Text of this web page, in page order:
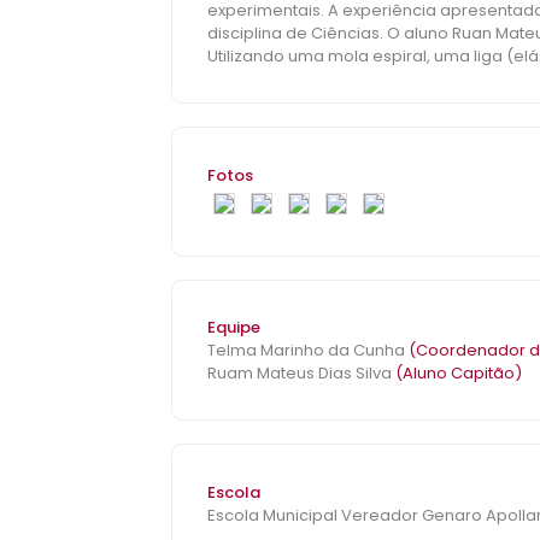
experimentais. A experiência
disciplina de Ciências. O aluno Ruan
Utilizando uma mola espiral, uma liga
metodologia baseada em experimentos
manipulação direta dos materiais estimulam o aluno a
aula, de maneira contextualizada e
Fotos
Equipe
Telma Marinho da Cunha (Coordenador
Ruam Mateus Dias Silva (Aluno Capitão)
Escola
Escola Municipal Vereador Genaro